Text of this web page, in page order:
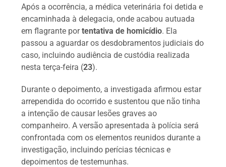
Após a ocorrência, a médica veterinária foi detida e
encaminhada à delegacia, onde acabou autuada
em flagrante portentativa de homicídio. Ela
passou a aguardar os desdobramentos judiciais do
caso, incluindo audiência de custódia realizada
nesta terça-feira (23).
Durante o depoimento, a investigada afirmou estar
arrependida do ocorrido e sustentou que não tinha
a intenção de causar lesões graves ao
companheiro. A versão apresentada à polícia será
confrontada com os elementos reunidos durante a
investigação, incluindo perícias técnicas e
depoimentos de testemunhas.